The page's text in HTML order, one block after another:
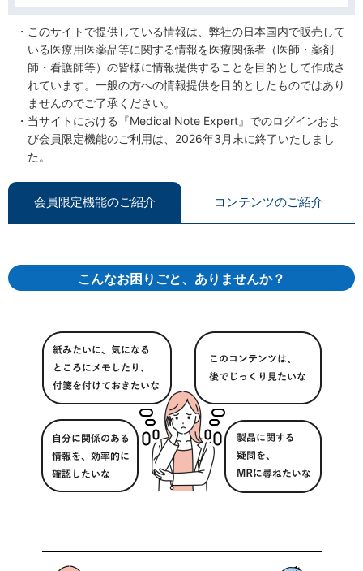
このサイトで提供している情報は、弊社の日本国内で販売して
いる医療用医薬品等に関する情報を医療関係者（医師・薬剤
師・看護師等）の皆様に情報提供することを目的として作成さ
れています。一般の方への情報提供を目的としたものではあり
ませんのでご了承ください。
当サイトにおける『Medical Note Expert』でのログインおよ
び会員限定機能のご利用は、2026年3月末に終了いたしまし
た。
会員限定機能のご紹介 コンテンツのご紹介
こんなお困りごと、ありませんか？